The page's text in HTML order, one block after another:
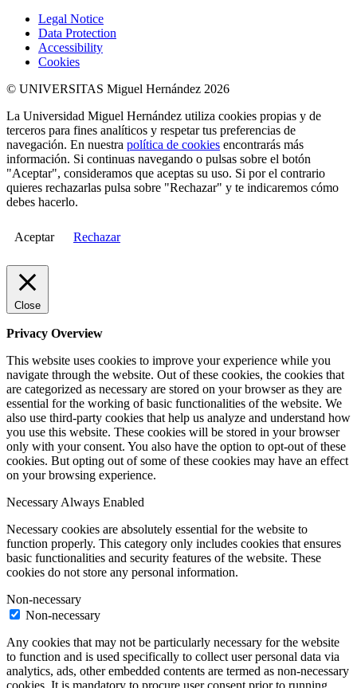
Legal Notice
Data Protection
Accessibility
Cookies
© UNIVERSITAS Miguel Hernández 2026
La Universidad Miguel Hernández utiliza cookies propias y de
terceros para fines analíticos y respetar tus preferencias de
navegación. En nuestra política de cookies encontrarás más
información. Si continuas navegando o pulsas sobre el botón
"Aceptar", consideramos que aceptas su uso. Si por el contrario
quieres rechazarlas pulsa sobre "Rechazar" y te indicaremos cómo
debes hacerlo.
Aceptar Rechazar
Close
Privacy Overview
This website uses cookies to improve your experience while you
navigate through the website. Out of these cookies, the cookies that
are categorized as necessary are stored on your browser as they are
essential for the working of basic functionalities of the website. We
also use third-party cookies that help us analyze and understand how
you use this website. These cookies will be stored in your browser
only with your consent. You also have the option to opt-out of these
cookies. But opting out of some of these cookies may have an effect
on your browsing experience.
NecessaryAlways Enabled
Necessary cookies are absolutely essential for the website to
function properly. This category only includes cookies that ensures
basic functionalities and security features of the website. These
cookies do not store any personal information.
Non-necessary
Non-necessary
Any cookies that may not be particularly necessary for the website
to function and is used specifically to collect user personal data via
analytics, ads, other embedded contents are termed as non-necessary